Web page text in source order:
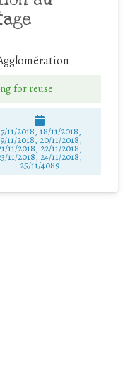
for reuse
11/2018, 18/11/2018,
11/2018, 20/11/2018,
11/2018, 22/11/2018,
11/2018, 24/11/2018,
25/11/4089